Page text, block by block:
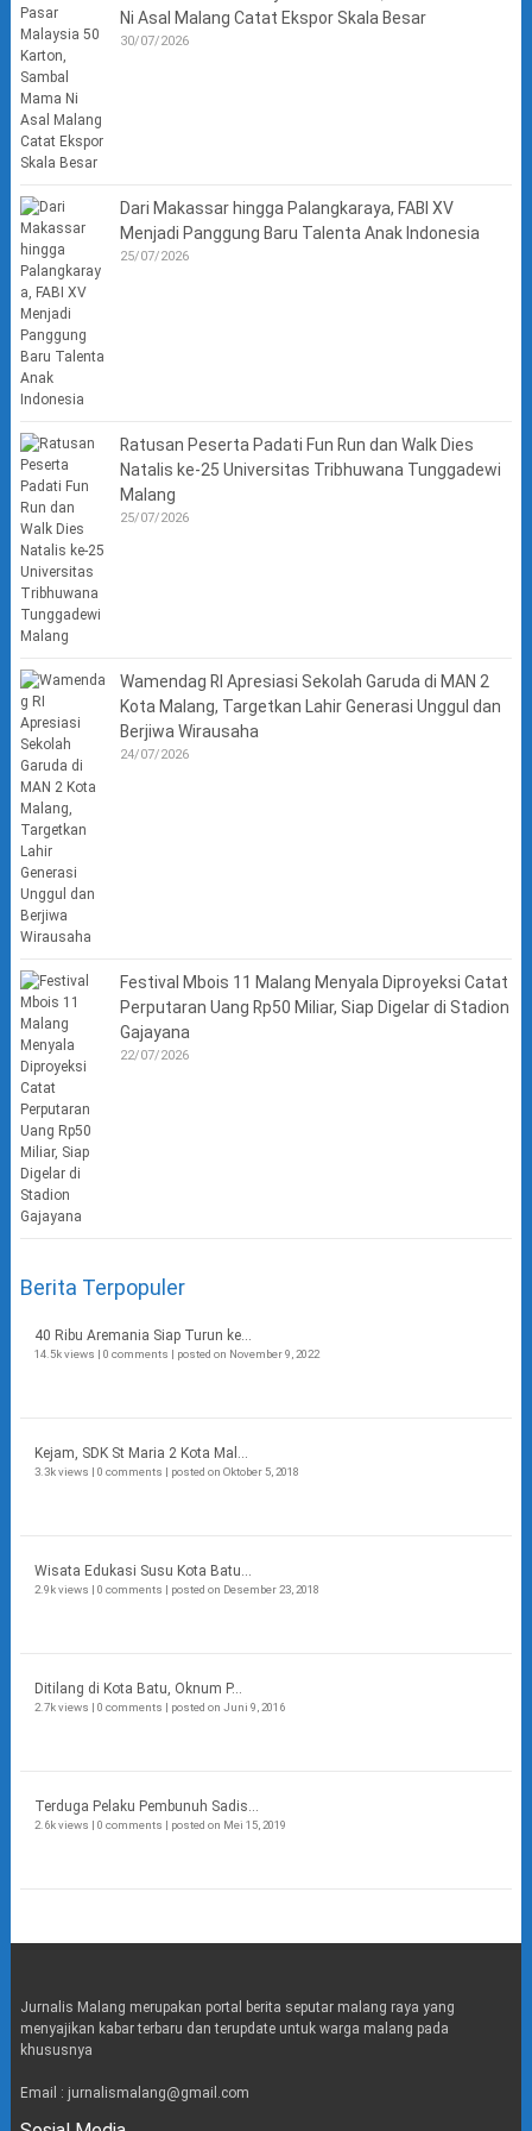
Ni Asal Malang Catat Ekspor Skala Besar
30/07/2026
Dari Makassar hingga Palangkaraya, FABI XV
Menjadi Panggung Baru Talenta Anak Indonesia
25/07/2026
Ratusan Peserta Padati Fun Run dan Walk Dies
Natalis ke-25 Universitas Tribhuwana Tunggadewi
Malang
25/07/2026
Wamendag RI Apresiasi Sekolah Garuda di MAN 2
Kota Malang, Targetkan Lahir Generasi Unggul dan
Berjiwa Wirausaha
24/07/2026
Festival Mbois 11 Malang Menyala Diproyeksi Catat
Perputaran Uang Rp50 Miliar, Siap Digelar di Stadion
Gajayana
22/07/2026
Berita Terpopuler
40 Ribu Aremania Siap Turun ke...
14.5k views | 0 comments | posted on November 9, 2022
Kejam, SDK St Maria 2 Kota Mal...
3.3k views | 0 comments | posted on Oktober 5, 2018
Wisata Edukasi Susu Kota Batu...
2.9k views | 0 comments | posted on Desember 23, 2018
Ditilang di Kota Batu, Oknum P...
2.7k views | 0 comments | posted on Juni 9, 2016
Terduga Pelaku Pembunuh Sadis...
2.6k views | 0 comments | posted on Mei 15, 2019
Jurnalis Malang merupakan portal berita seputar malang raya yang
menyajikan kabar terbaru dan terupdate untuk warga malang pada
khususnya
Email : jurnalismalang@gmail.com